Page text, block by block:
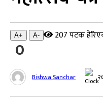
A+ A- 207 पटक
0
Bishwa Sanchar